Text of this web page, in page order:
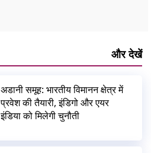
और देखें
अडानी समूह: भारतीय विमानन क्षेत्र में
प्रवेश की तैयारी, इंडिगो और एयर
इंडिया को मिलेगी चुनौती